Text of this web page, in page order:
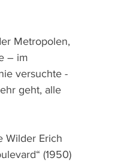
Metropolen,
– im
versuchte -
geht, alle
Wilder Erich
(1950)